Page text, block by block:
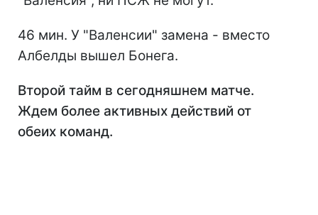
46 мин. У "Валенсии" замена - вместо
Албелды вышел Бонега.
Второй тайм в сегодняшнем матче.
Ждем более активных действий от
обеих команд.